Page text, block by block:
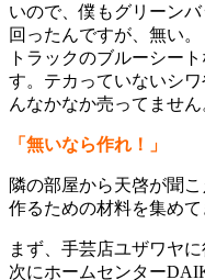
いので、僕もグリーン
回ったんですが、無い。
トラックのブルーシー
す。テカっていないシ
んなかなか売ってません
「無いなら作れ！」
隣の部屋から天啓が聞
作るための材料を集めて
まず、手芸店ユザワヤに
次にホームセンター